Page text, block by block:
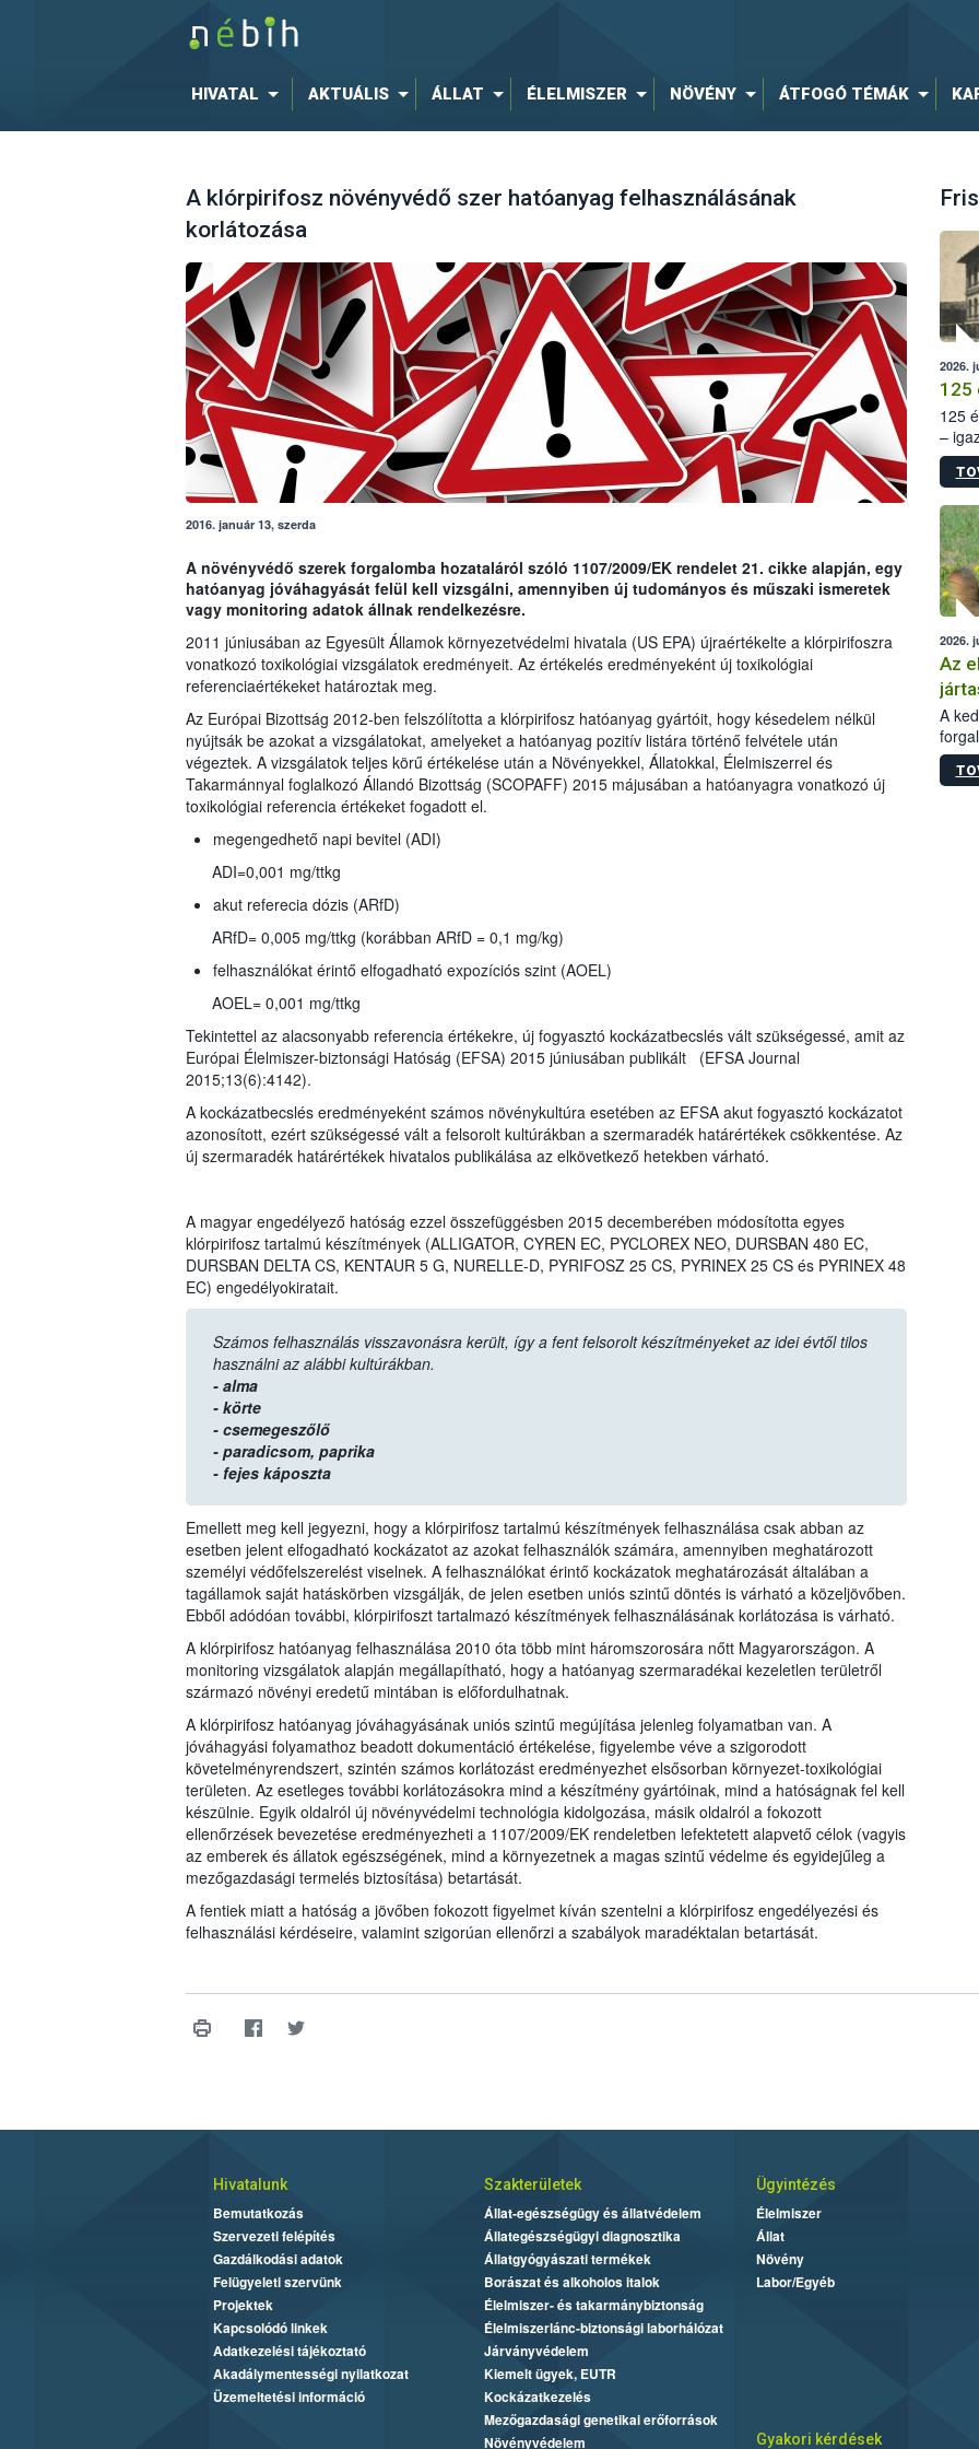
HIVATAL AKTUÁLIS ÁLLAT ÉLELMISZER NÖVÉNY ÁTFOGÓ TÉMÁK
A klórpirifosz növényvédő szer hatóanyag felhasználásának
korlátozása
2016. január 13, szerda
A növényvédő szerek forgalomba hozataláról szóló 1107/2009/EK rendelet 21. cikke alapján, egy
hatóanyag jóváhagyását felül kell vizsgálni, amennyiben új tudományos és műszaki ismeretek
vagy monitoring adatok állnak rendelkezésre.
2011 júniusában az Egyesült Államok környezetvédelmi hivatala (US EPA) újraértékelte a klórpirifoszra
vonatkozó toxikológiai vizsgálatok eredményeit. Az értékelés eredményeként új toxikológiai
referenciaértékeket határoztak meg.
Az Európai Bizottság 2012-ben felszólította a klórpirifosz hatóanyag gyártóit, hogy késedelem nélkül
nyújtsák be azokat a vizsgálatokat, amelyeket a hatóanyag pozitív listára történő felvétele után
végeztek. A vizsgálatok teljes körű értékelése után a Növényekkel, Állatokkal, Élelmiszerrel és
Takarmánnyal foglalkozó Állandó Bizottság (SCOPAFF) 2015 májusában a hatóanyagra vonatkozó új
toxikológiai referencia értékeket fogadott el.
megengedhető napi bevitel (ADI)
ADI=0,001 mg/ttkg
akut referecia dózis (ARfD)
ARfD= 0,005 mg/ttkg (korábban ARfD = 0,1 mg/kg)
felhasználókat érintő elfogadható expozíciós szint (AOEL)
AOEL= 0,001 mg/ttkg
Tekintettel az alacsonyabb referencia értékekre, új fogyasztó kockázatbecslés vált szükségessé, amit az
Európai Élelmiszer-biztonsági Hatóság (EFSA) 2015 júniusában publikált (EFSA Journal
2015;13(6):4142).
A kockázatbecslés eredményeként számos növénykultúra esetében az EFSA akut fogyasztó kockázatot
azonosított, ezért szükségessé vált a felsorolt kultúrákban a szermaradék határértékek csökkentése. Az
új szermaradék határértékek hivatalos publikálása az elkövetkező hetekben várható.
A magyar engedélyező hatóság ezzel összefüggésben 2015 decemberében módosította egyes
klórpirifosz tartalmú készítmények (ALLIGATOR, CYREN EC, PYCLOREX NEO, DURSBAN 480 EC,
DURSBAN DELTA CS, KENTAUR 5 G, NURELLE-D, PYRIFOSZ 25 CS, PYRINEX 25 CS és PYRINEX 48
EC) engedélyokiratait.
Számos felhasználás visszavonásra került, így a fent felsorolt készítményeket az idei évtől tilos
használni az alábbi kultúrákban.
- alma
- körte
- csemegeszőlő
- paradicsom, paprika
- fejes káposzta
Emellett meg kell jegyezni, hogy a klórpirifosz tartalmú készítmények felhasználása csak abban az
esetben jelent elfogadható kockázatot az azokat felhasználók számára, amennyiben meghatározott
személyi védőfelszerelést viselnek. A felhasználókat érintő kockázatok meghatározását általában a
tagállamok saját hatáskörben vizsgálják, de jelen esetben uniós szintű döntés is várható a közeljövőben.
Ebből adódóan további, klórpirifoszt tartalmazó készítmények felhasználásának korlátozása is várható.
A klórpirifosz hatóanyag felhasználása 2010 óta több mint háromszorosára nőtt Magyarországon. A
monitoring vizsgálatok alapján megállapítható, hogy a hatóanyag szermaradékai kezeletlen területről
származó növényi eredetű mintában is előfordulhatnak.
A klórpirifosz hatóanyag jóváhagyásának uniós szintű megújítása jelenleg folyamatban van. A
jóváhagyási folyamathoz beadott dokumentáció értékelése, figyelembe véve a szigorodott
követelményrendszert, szintén számos korlátozást eredményezhet elsősorban környezet-toxikológiai
területen. Az esetleges további korlátozásokra mind a készítmény gyártóinak, mind a hatóságnak fel kell
készülnie. Egyik oldalról új növényvédelmi technológia kidolgozása, másik oldalról a fokozott
ellenőrzések bevezetése eredményezheti a 1107/2009/EK rendeletben lefektetett alapvető célok (vagyis
az emberek és állatok egészségének, mind a környezetnek a magas szintű védelme és egyidejűleg a
mezőgazdasági termelés biztosítása) betartását.
A fentiek miatt a hatóság a jövőben fokozott figyelmet kíván szentelni a klórpirifosz engedélyezési és
felhasználási kérdéseire, valamint szigorúan ellenőrzi a szabályok maradéktalan betartását.
2026.
125
125
–
15.
2026.
Az
A
Hivatalunk
Bemutatkozás
Szervezeti felépítés
Gazdálkodási adatok
Felügyeleti szervünk
Projektek
Kapcsolódó linkek
Adatkezelési tájékoztató
Akadálymentességi nyilatkozat
Üzemeltetési információ
Szakterületek
Állat-egészségügy és állatvédelem
Állategészségügyi diagnosztika
Állatgyógyászati termékek
Borászat és alkoholos italok
Élelmiszer- és takarmánybiztonság
Élelmiszerlánc-biztonsági laborhálózat
Járványvédelem
Kiemelt ügyek, EUTR
Kockázatkezelés
Mezőgazdasági genetikai erőforrások
Növényvédelem
Ügyintézés
Élelmiszer
Állat
Növény
Labor/Egyéb
Gyakori kérdések